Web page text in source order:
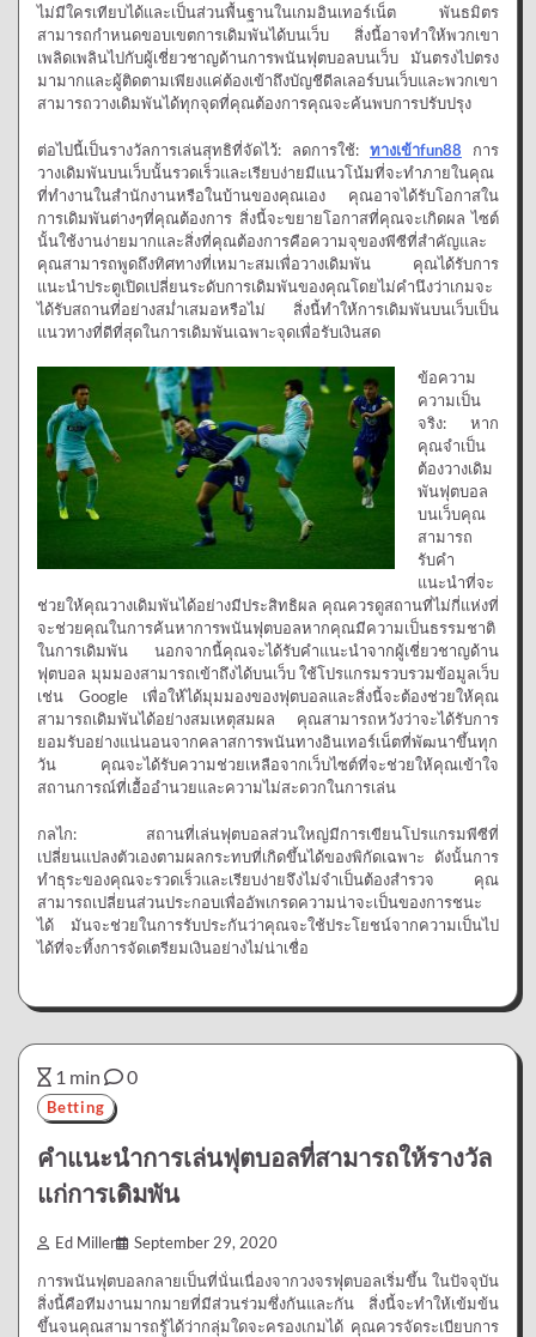
ไม่มีใครเทียบได้และเป็นส่วนพื้นฐานในเกมอินเทอร์เน็ต พันธมิตร
สามารถกำหนดขอบเขตการเดิมพันได้บนเว็บ สิ่งนี้อาจทำให้พวกเขา
เพลิดเพลินไปกับผู้เชี่ยวชาญด้านการพนันฟุตบอลบนเว็บ มันตรงไปตรง
มามากและผู้ติดตามเพียงแค่ต้องเข้าถึงบัญชีดีลเลอร์บนเว็บและพวกเขา
สามารถวางเดิมพันได้ทุกจุดที่คุณต้องการคุณจะค้นพบการปรับปรุง
ต่อไปนี้เป็นรางวัลการเล่นสุทธิที่จัดไว้: ลดการใช้: ทางเข้าfun88 การ
วางเดิมพันบนเว็บนั้นรวดเร็วและเรียบง่ายมีแนวโน้มที่จะทำภายในคุณ
ที่ทำงานในสำนักงานหรือในบ้านของคุณเอง คุณอาจได้รับโอกาสใน
การเดิมพันต่างๆที่คุณต้องการ สิ่งนี้จะขยายโอกาสที่คุณจะเกิดผล ไซต์
นั้นใช้งานง่ายมากและสิ่งที่คุณต้องการคือความจุของพีซีที่สำคัญและ
คุณสามารถพูดถึงทิศทางที่เหมาะสมเพื่อวางเดิมพัน คุณได้รับการ
แนะนำประตูเปิดเปลี่ยนระดับการเดิมพันของคุณโดยไม่คำนึงว่าเกมจะ
ได้รับสถานที่อย่างสม่ำเสมอหรือไม่ สิ่งนี้ทำให้การเดิมพันบนเว็บเป็น
แนวทางที่ดีที่สุดในการเดิมพันเฉพาะจุดเพื่อรับเงินสด
ข้อความ
ความเป็น
จริง: หาก
คุณจำเป็น
ต้องวางเดิม
พันฟุตบอล
บนเว็บคุณ
สามารถ
รับคำ
แนะนำที่จะ
ช่วยให้คุณวางเดิมพันได้อย่างมีประสิทธิผล คุณควรดูสถานที่ไม่กี่แห่งที่
จะช่วยคุณในการค้นหาการพนันฟุตบอลหากคุณมีความเป็นธรรมชาติ
ในการเดิมพัน นอกจากนี้คุณจะได้รับคำแนะนำจากผู้เชี่ยวชาญด้าน
ฟุตบอล มุมมองสามารถเข้าถึงได้บนเว็บ ใช้โปรแกรมรวบรวมข้อมูลเว็บ
เช่น Google เพื่อให้ได้มุมมองของฟุตบอลและสิ่งนี้จะต้องช่วยให้คุณ
สามารถเดิมพันได้อย่างสมเหตุสมผล คุณสามารถหวังว่าจะได้รับการ
ยอมรับอย่างแน่นอนจากคลาสการพนันทางอินเทอร์เน็ตที่พัฒนาขึ้นทุก
วัน คุณจะได้รับความช่วยเหลือจากเว็บไซต์ที่จะช่วยให้คุณเข้าใจ
สถานการณ์ที่เอื้ออำนวยและความไม่สะดวกในการเล่น
กลไก: สถานที่เล่นฟุตบอลส่วนใหญ่มีการเขียนโปรแกรมพีซีที่
เปลี่ยนแปลงตัวเองตามผลกระทบที่เกิดขึ้นได้ของพิกัดเฉพาะ ดังนั้นการ
ทำธุระของคุณจะรวดเร็วและเรียบง่ายจึงไม่จำเป็นต้องสำรวจ คุณ
สามารถเปลี่ยนส่วนประกอบเพื่ออัพเกรดความน่าจะเป็นของการชนะ
ได้ มันจะช่วยในการรับประกันว่าคุณจะใช้ประโยชน์จากความเป็นไป
ได้ที่จะทิ้งการจัดเตรียมเงินอย่างไม่น่าเชื่อ
1 min 0
Betting
คำแนะนำการเล่นฟุตบอลที่สามารถให้รางวัล
แก่การเดิมพัน
Ed Miller September 29, 2020
การพนันฟุตบอลกลายเป็นที่นั่นเนื่องจากวงจรฟุตบอลเริ่มขึ้น ในปัจจุบัน
สิ่งนี้คือทีมงานมากมายที่มีส่วนร่วมซึ่งกันและกัน สิ่งนี้จะทำให้เข้มข้น
ขึ้นจนคุณสามารถรู้ได้ว่ากลุ่มใดจะครองเกมได้ คุณควรจัดระเบียบการ